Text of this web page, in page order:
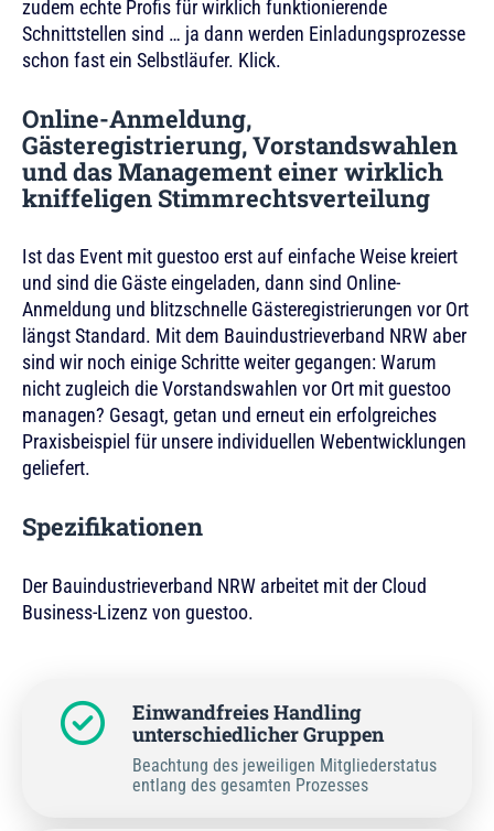
zudem echte Profis für wirklich funktionierende
Schnittstellen sind … ja dann werden Einladungsprozesse
schon fast ein Selbstläufer. Klick.
Online-Anmeldung,
Gästeregistrierung, Vorstandswahlen
und das Management einer wirklich
kniffeligen Stimmrechtsverteilung
Ist das Event mit guestoo erst auf einfache Weise kreiert
und sind die Gäste eingeladen, dann sind Online-
Anmeldung und blitzschnelle Gästeregistrierungen vor Ort
längst Standard. Mit dem Bauindustrieverband NRW aber
sind wir noch einige Schritte weiter gegangen: Warum
nicht zugleich die Vorstandswahlen vor Ort mit guestoo
managen? Gesagt, getan und erneut ein erfolgreiches
Praxisbeispiel für unsere individuellen Webentwicklungen
geliefert.
Spezifikationen
Der Bauindustrieverband NRW arbeitet mit der Cloud
Business-Lizenz von guestoo.
Einwandfreies Handling
unterschiedlicher Gruppen
Beachtung des jeweiligen Mitgliederstatus
entlang des gesamten Prozesses